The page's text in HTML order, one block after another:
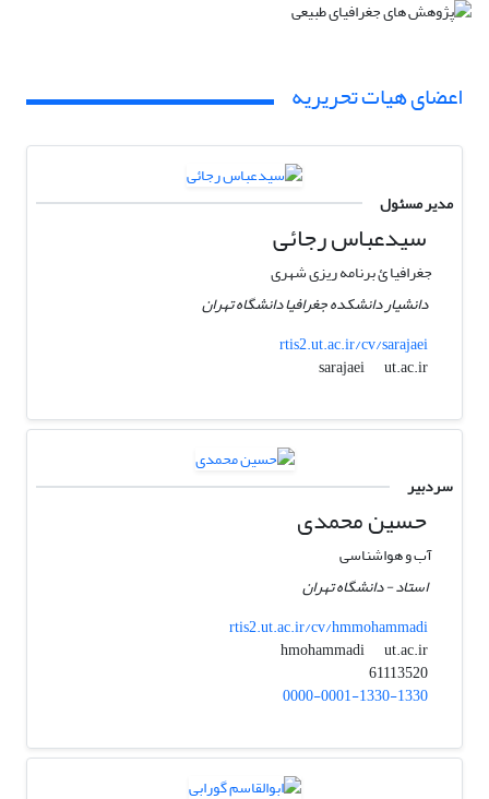
اعضای هیات تحریریه
مدیر مسئول
سیدعباس رجائی
جغرافیا ئ برنامه ریزی شهری
دانشیار دانشکده جغرافیا دانشگاه تهران
rtis2.ut.ac.ir/cv/sarajaei
sarajaei
ut.ac.ir
سردبیر
حسین محمدی
آب و هواشناسی
استاد - دانشگاه تهران
rtis2.ut.ac.ir/cv/hmmohammadi
hmohammadi
ut.ac.ir
61113520
0000-0001-1330-1330